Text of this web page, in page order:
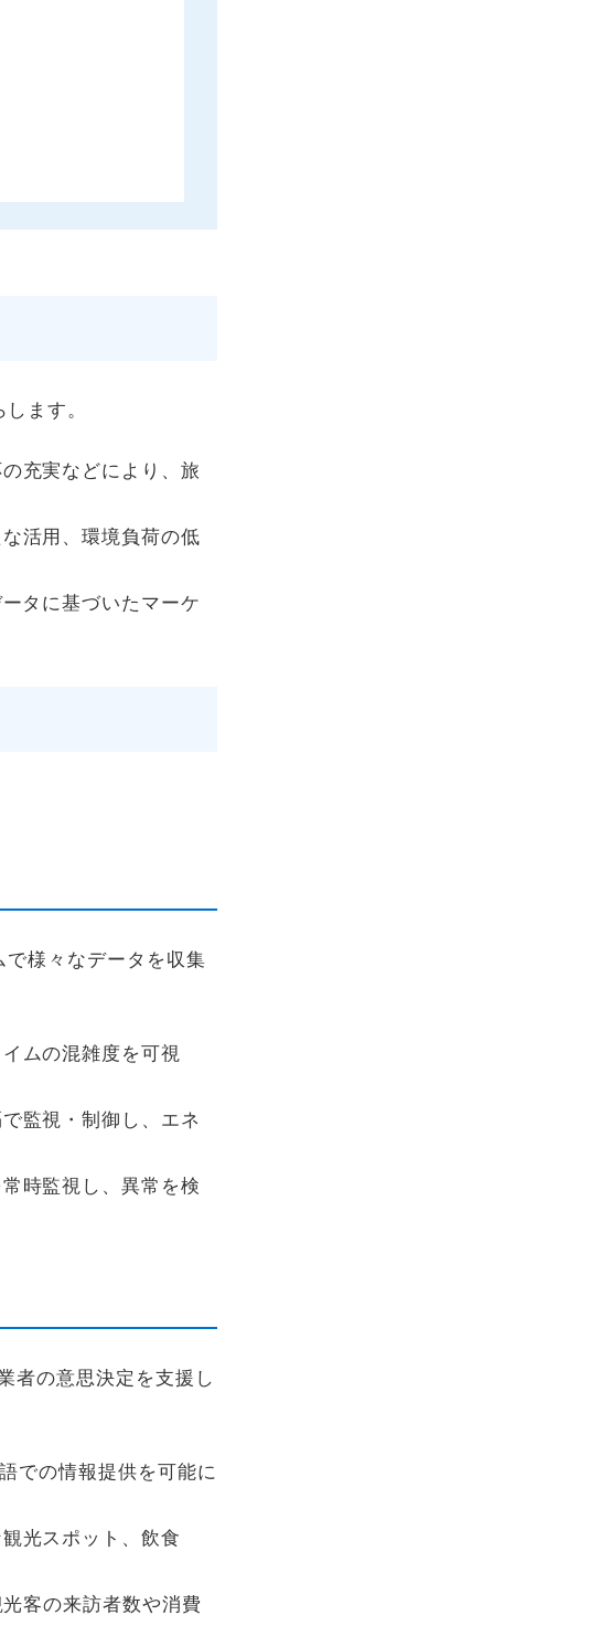
ます。
充実などにより、旅
活用、環境負荷の低
タに基づいたマーケ
様々なデータを収集
ムの混雑度を可視
監視・制御し、エネ
時監視し、異常を検
者の意思決定を支援し
での情報提供を可能に
光スポット、飲食
客の来訪者数や消費